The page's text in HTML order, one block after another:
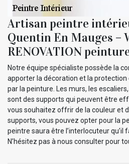
Artisan peintre
Quentin En Mauges –
RENOVATION
Notre équipe spécialiste possède la
apporter la décoration et la
par la peinture. Les murs, les
sont des supports qui peuvent être
vous souhaitez offrir de la couleur et
supports, vous pouvez opter pour la
peintre saura être l’interlocuteur qu’il
N’hésitez pas à nous consulter pour